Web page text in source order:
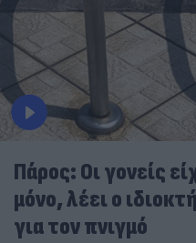
Πάρος: Οι γονείς
μόνο, λέει ο
για τον πνιγμό